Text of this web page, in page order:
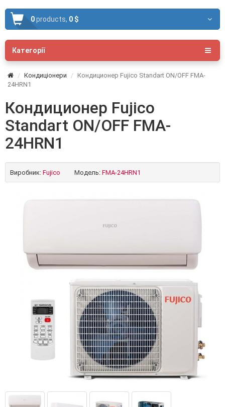
0products, 0 $
Категорії
Кондиціонери
Кондиционер Fujico Standart ON/OFF FMA-
24HRN1
Кондиционер Fujico
Standart ON/OFF FMA-
24HRN1
Виробник: Fujico Модель: FMA-24HRN1